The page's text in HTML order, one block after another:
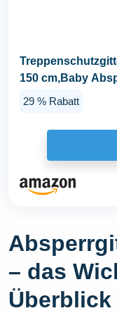
150 cm,Baby
29 % Rabatt
– das
Überblick